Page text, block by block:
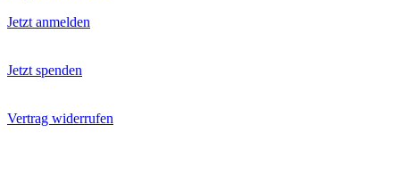
Jetzt anmelden
Jetzt spenden
Vertrag widerrufen